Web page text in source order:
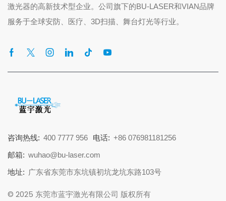
激光器的高新技术型企业。公司旗下的BU-LASER和VIAN品牌
服务于全球安防、医疗、3D扫描、舞台灯光等行业。
咨询热线: 400 7777 956 电话: +86 076981181256
邮箱: wuhao@bu-laser.com
地址: 广东省东莞市东坑镇初坑龙坑东路103号
© 2025 东莞市蓝宇激光有限公司 版权所有